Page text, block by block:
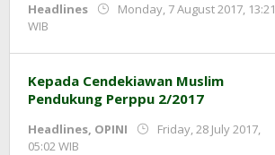
Headlines
Monday, 7 August 2017, 13:21
WIB
Prawiranegara
Kepada Cendekiawan Muslim
Pendukung Perppu 2/2017
Headlines, OPINI
Friday, 28 July 2017,
05:02 WIB